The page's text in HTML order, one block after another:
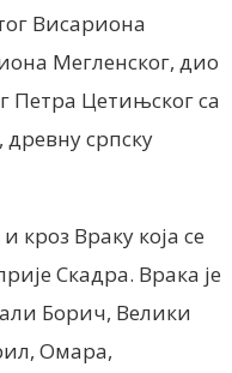
Висариона
Мегленског, дио
Петра Цетињског са
српску
кроз Враку која се
Скадра. Врака је
Борич, Велики
Омара,